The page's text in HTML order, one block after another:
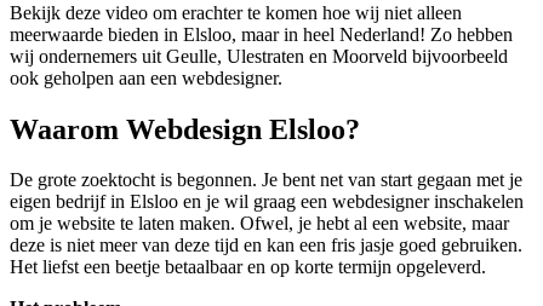
Bekijk deze video om erachter te komen hoe wij niet alleen
meerwaarde bieden in Elsloo, maar in heel Nederland! Zo hebben
wij ondernemers uit Geulle, Ulestraten en Moorveld bijvoorbeeld
ook geholpen aan een webdesigner.
Waarom Webdesign Elsloo?
De grote zoektocht is begonnen. Je bent net van start gegaan met je
eigen bedrijf in Elsloo en je wil graag een webdesigner inschakelen
om je website te laten maken. Ofwel, je hebt al een website, maar
deze is niet meer van deze tijd en kan een fris jasje goed gebruiken.
Het liefst een beetje betaalbaar en op korte termijn opgeleverd.